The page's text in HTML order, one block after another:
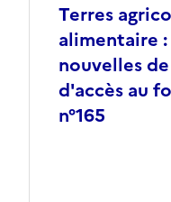
Terres
alimentaire
nouvelles
d'accès au
n°165